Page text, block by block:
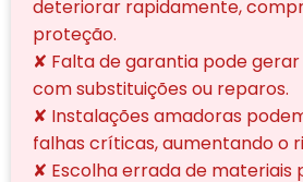
deteriorar rapidamente,
proteção.
✘ Falta de garantia pode gerar
com substituições ou reparos.
✘ Instalações amadoras
falhas críticas, aumentando o
✘ Escolha errada de materiais